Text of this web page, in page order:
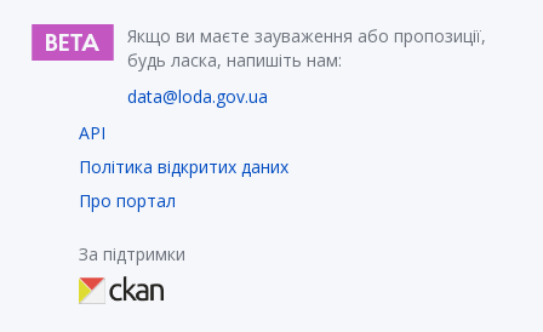
Якщо ви маєте зауваження або пропозиції,
будь ласка, напишіть нам:
data@loda.gov.ua
API
Політика відкритих даних
Про портал
За підтримки